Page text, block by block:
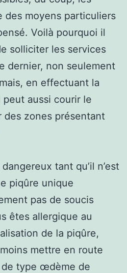
des moyens particuliers
Voilà pourquoi il
solliciter les services
dernier, non seulement
en effectuant la
aussi courir le
des zones présentant
tant qu’il n’est
piqûre unique
pas de soucis
êtes allergique au
de la piqûre,
mettre en route
type œdème de